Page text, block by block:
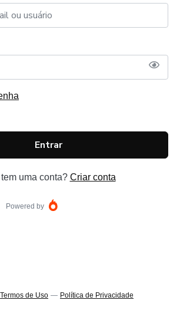
Entrar
uma conta? Criar conta
Powered by
Termos de Uso — Política de Privacidade